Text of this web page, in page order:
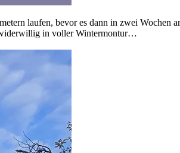
laufen, bevor es dann in zwei Wochen
widerwillig in voller Wintermontur…